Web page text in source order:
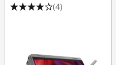
(4)